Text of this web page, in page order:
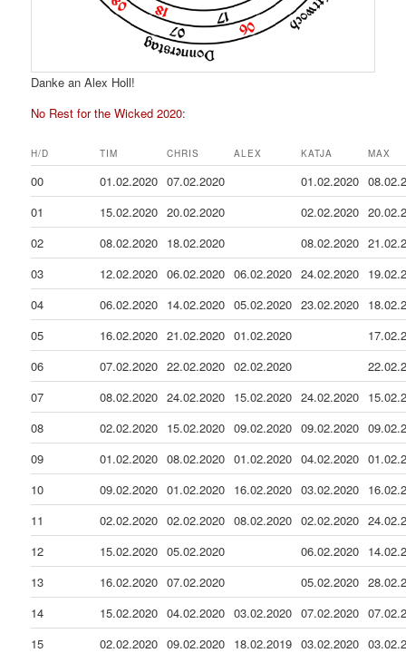
Danke an Alex Holl!
No Rest for the Wicked 2020:
H/D TIM CHRIS ALEX KATJA MAX
00 01.02.2020 07.02.2020 01.02.2020
01
15.02.2020 20.02.2020 02.02.2020
02
08.02.2020 18.02.2020 08.02.2020
03
12.02.2020 06.02.2020 06.02.2020 24.02.2020
04
06.02.2020 14.02.2020 05.02.2020 23.02.2020
05
16.02.2020 21.02.2020 01.02.2020
06
07.02.2020 22.02.2020 02.02.2020
07
08.02.2020 24.02.2020 15.02.2020 24.02.2020
08
02.02.2020 15.02.2020 09.02.2020 09.02.2020
09
01.02.2020 08.02.2020 01.02.2020 04.02.2020
10
09.02.2020 01.02.2020 16.02.2020 03.02.2020
11
02.02.2020 02.02.2020 08.02.2020 02.02.2020
12
15.02.2020 05.02.2020 06.02.2020
13
16.02.2020 07.02.2020 05.02.2020
14
15.02.2020 04.02.2020 03.02.2020 07.02.2020
15
02.02.2020 09.02.2020 18.02.2019 03.02.2020